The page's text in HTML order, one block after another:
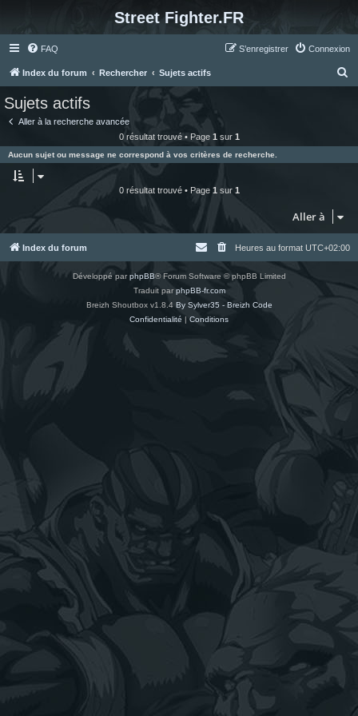
Street Fighter.FR
FAQ Connexion
S’enregistrer
Index du forum Rechercher Sujets actifs
e
r
Sujets actifs
Aller à la recherche avancée
0 résultat trouvé • Page 1 sur 1
Aucun sujet ou message ne correspond à vos critères de recherche.
0 résultat trouvé • Page 1 sur 1
Aller à
Index du forum Heures au format UTC+02:00
Développé parphpBB® Forum Software © phpBB Limited
Traduit parphpBB-fr.com
Breizh Shoutbox v1.8.4 By Sylver35 - Breizh Code
Confidentialité | Conditions